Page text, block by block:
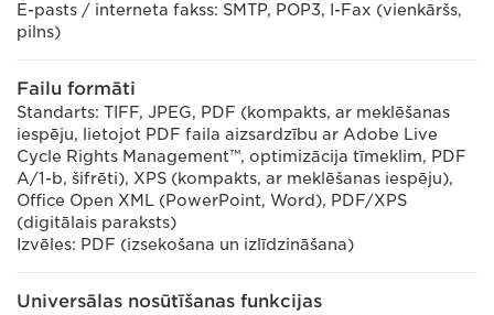
E-pasts / interneta fakss: SMTP, POP3, I-Fax (vienkāršs,
pilns)
Failu formāti
Standarts: TIFF, JPEG, PDF (kompakts, ar meklēšanas
iespēju, lietojot PDF faila aizsardzību ar Adobe Live
Cycle Rights Management™, optimizācija tīmeklim, PDF
A/1-b, šifrēti), XPS (kompakts, ar meklēšanas iespēju),
Office Open XML (PowerPoint, Word), PDF/XPS
(digitālais paraksts)
Izvēles: PDF (izsekošana un izlīdzināšana)
Universālas nosūtīšanas funkcijas